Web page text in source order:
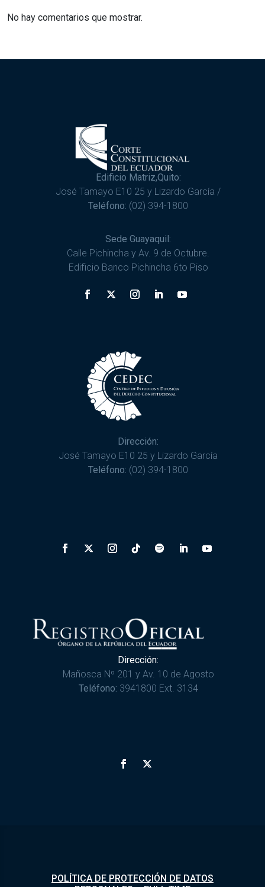
No hay comentarios que mostrar.
Edificio Matriz,Quito:
José Tamayo E10 25 y Lizardo García /
Teléfono: (02) 394-1800
Sede Guayaquil:
Calle Pichincha y Av. 9 de Octubre.
Edificio Banco Pichincha 6to Piso
Dirección:
José Tamayo E10 25 y Lizardo García
Teléfono: (02) 394-1800
Dirección:
Mañosca Nº 201 y Av. 10 de Agosto
Teléfono: 3941800 Ext. 3134
POLÍTICA DE PROTECCIÓN DE DATOS